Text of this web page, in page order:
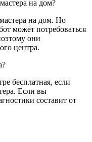
на дом?
на дом. Но
может потребоваться
они
центра.
бесплатная, если
Если вы
составит от